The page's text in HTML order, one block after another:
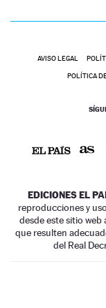
AVISO LEGAL
POLÍTICA
EDICIONES EL
reproducciones y
desde este sitio
que resulten
del Real